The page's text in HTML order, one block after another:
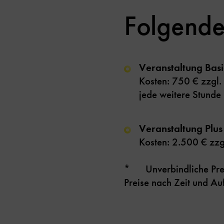
Veranstaltung
Kosten: 750 €
jede weitere
Veranstaltung Plus
Kosten: 2.500 €
* Unverbindliche
Preise nach Zeit und